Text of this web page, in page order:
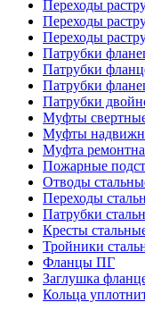
Переходы
Переходы
Переходы
Патрубки
Патрубки
Патрубки
Патрубки
Муфты
Муфты
Муфта
Пожарные
Отводы
Переходы
Патрубки
Кресты
Тройники
Фланцы ПГ
Заглушка
Кольца